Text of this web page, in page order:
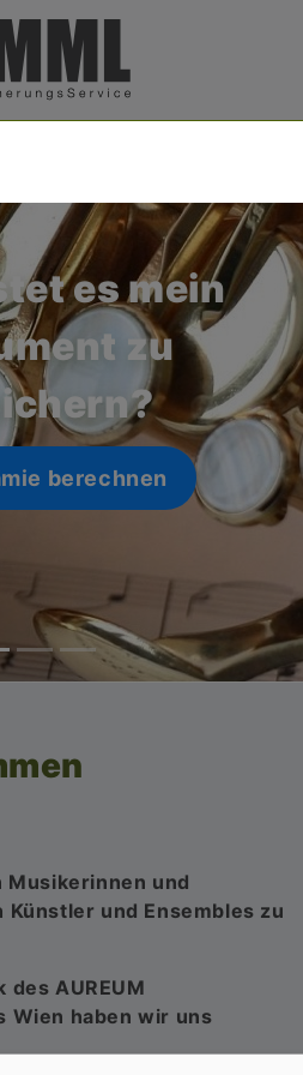
es mein
zu
berechnen
Musikerinnen und
Künstler und Ensembles zu
des AUREUM
Wien haben wir uns